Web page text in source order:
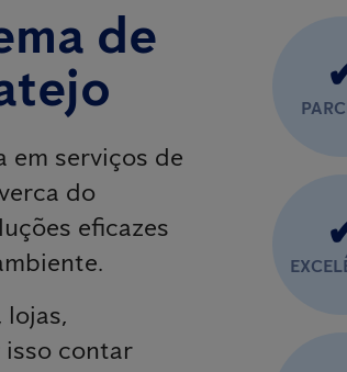
de
em serviços de
do
eficazes
lojas,
contar